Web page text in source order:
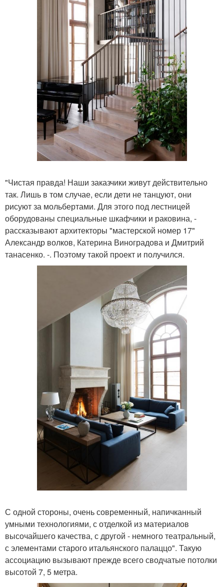
"Чистая правда! Наши заказчики живут действительно
так. Лишь в том случае, если дети не танцуют, они
рисуют за мольбертами. Для этого под лестницей
оборудованы специальные шкафчики и раковина, -
рассказывают архитекторы "мастерской номер 17"
Александр волков, Катерина Виноградова и Дмитрий
танасенко. -. Поэтому такой проект и получился.
С одной стороны, очень современный, напичканный
умными технологиями, с отделкой из материалов
высочайшего качества, с другой - немного театральный,
с элементами старого итальянского палаццо". Такую
ассоциацию вызывают прежде всего сводчатые потолки
высотой 7, 5 метра.